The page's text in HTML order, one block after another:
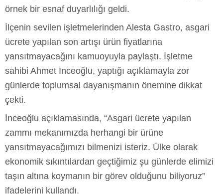
örnek bir esnaf duyarlılığı geldi.
İlçenin sevilen işletmelerinden Alesta Gastro, asgari
ücrete yapılan son artışı ürün fiyatlarına
yansıtmayacağını kamuoyuyla paylaştı. İşletme
sahibi Ahmet İnceoğlu, yaptığı açıklamayla zor
günlerde toplumsal dayanışmanın önemine dikkat
çekti.
İnceoğlu açıklamasında, “Asgari ücrete yapılan
zammı mekanımızda herhangi bir ürüne
yansıtmayacağımızı bilmenizi isteriz. Ülke olarak
ekonomik sıkıntılardan geçtiğimiz şu günlerde elimizi
taşın altına koymanın bir görev olduğunu biliyoruz”
ifadelerini kullandı.